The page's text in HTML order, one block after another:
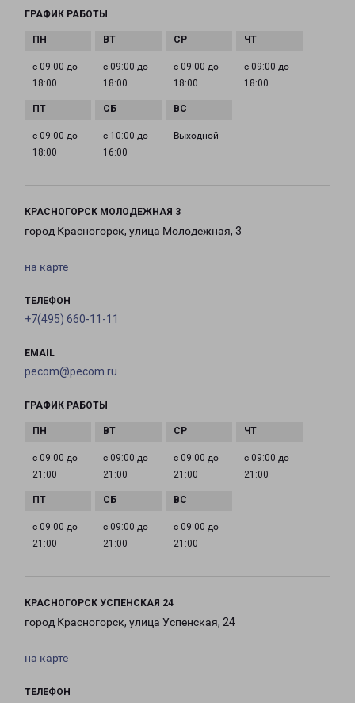
ГРАФИК РАБОТЫ
с 09:00 до
18:00
с 09:00 до
18:00
с 09:00 до
18:00
с 09:00 до
18:00
с 09:00 до
18:00
с 10:00 до
16:00
Выходной
КРАСНОГОРСК МОЛОДЕЖНАЯ 3
город Красногорск, улица Молодежная, 3
на карте
ТЕЛЕФОН
+7(495) 660-11-11
EMAIL
pecom@pecom.ru
ГРАФИК РАБОТЫ
с 09:00 до
21:00
с 09:00 до
21:00
с 09:00 до
21:00
с 09:00 до
21:00
с 09:00 до
21:00
с 09:00 до
21:00
с 09:00 до
21:00
КРАСНОГОРСК УСПЕНСКАЯ 24
город Красногорск, улица Успенская, 24
на карте
ТЕЛЕФОН